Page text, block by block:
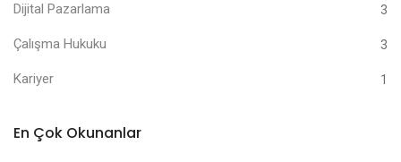
Dijital Pazarlama 3
Çalışma Hukuku 3
Kariyer 1
En Çok Okunanlar